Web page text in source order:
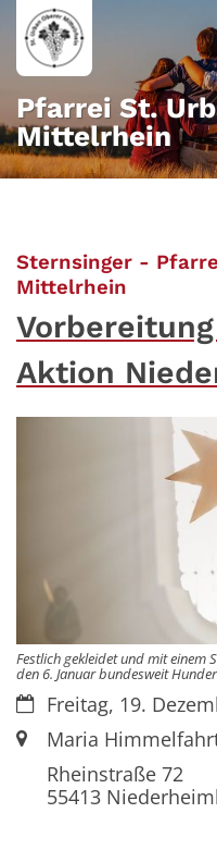
Zum Inhalt springen
Pfarrei St.
Mittelrhein
Sternsinger -
Mittelrhein
Aktion
Festlich gekleidet und mit einem
den 6. Januar bundesweit
Datum:Freitag, 19.
Ort:Maria
Rheinstraße 72
55413